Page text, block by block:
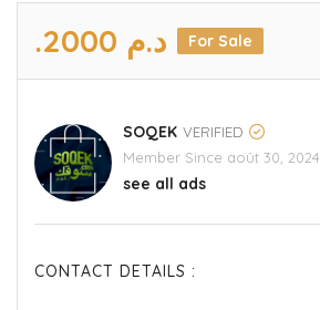
.د.م 2000 For Sale
SOQEK VERIFIED
Member Since août 30, 2024
see all ads
CONTACT DETAILS :